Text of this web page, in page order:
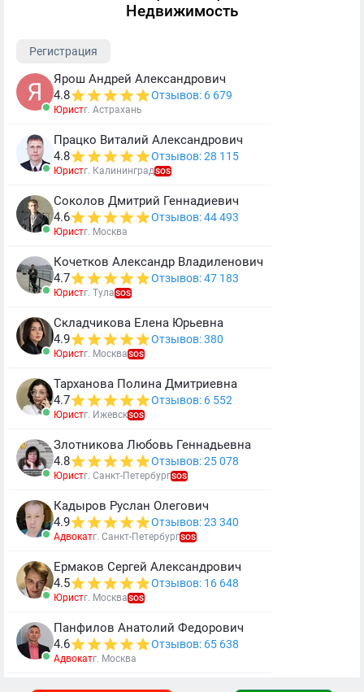
Недвижимость
Регистрация
Ярош Андрей Александрович
4.8
Отзывов: 6 679
Юристг. Астрахань
Працко Виталий Александрович
4.8
Отзывов: 28 115
Юристг. КалининградSOS
Соколов Дмитрий Геннадиевич
4.6
Отзывов: 44 493
Юристг. Москва
Кочетков Александр Владиленович
4.7
Отзывов: 47 183
Юристг. ТулаSOS
Складчикова Елена Юрьевна
4.9
Отзывов: 380
Юристг. МоскваSOS
Тарханова Полина Дмитриевна
4.7
Отзывов: 6 552
Юристг. ИжевскSOS
Злотникова Любовь Геннадьевна
4.8
Отзывов: 25 078
Юристг. Санкт-ПетербургSOS
Кадыров Руслан Олегович
4.9
Отзывов: 23 340
Адвокатг. Санкт-ПетербургSOS
Ермаков Сергей Александрович
4.5
Отзывов: 16 648
Юристг. МоскваSOS
Панфилов Анатолий Федорович
4.6
Отзывов: 65 638
Адвокатг. Москва